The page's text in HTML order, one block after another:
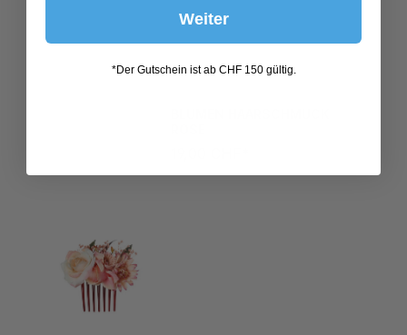
Weiter
*Der Gutschein ist ab CHF 150 gültig.